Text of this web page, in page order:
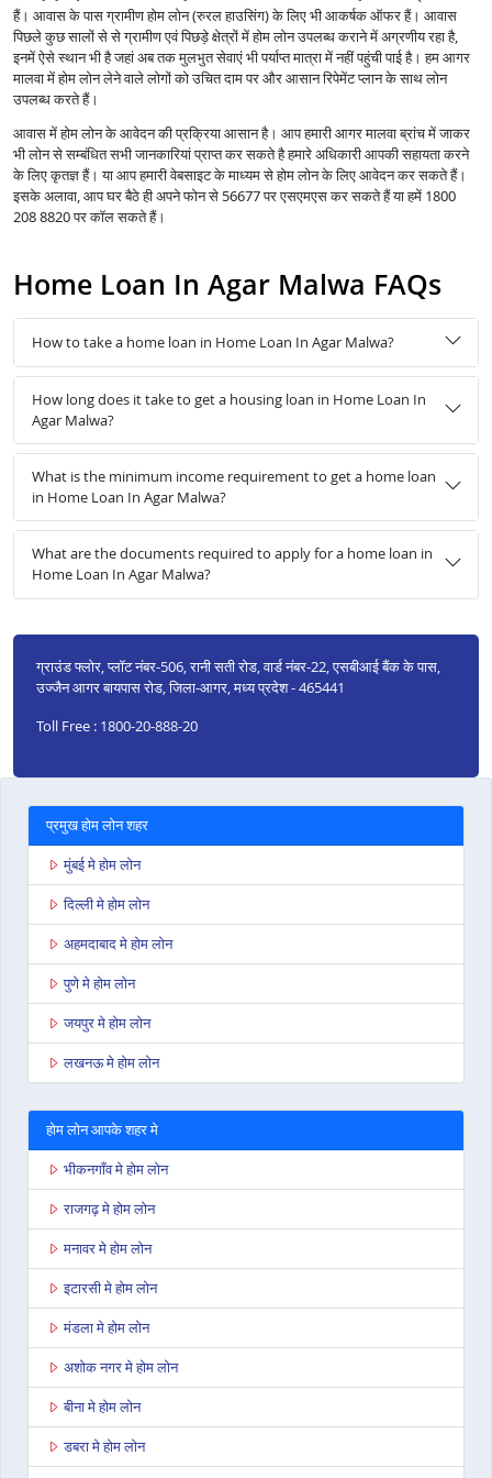
हैं। आवास के पास ग्रामीण होम लोन (रुरल हाउसिंग) के लिए भी आकर्षक ऑफर हैं। आवास
पिछले कुछ सालों से से ग्रामीण एवं पिछड़े क्षेत्रों में होम लोन उपलब्ध कराने में अग्रणीय रहा है,
इनमें ऐसे स्थान भी है जहां अब तक मुलभुत सेवाएं भी पर्याप्त मात्रा में नहीं पहुंची पाई है। हम आगर
मालवा में होम लोन लेने वाले लोगों को उचित दाम पर और आसान रिपेमेंट प्लान के साथ लोन
उपलब्ध करते हैं।
आवास में होम लोन के आवेदन की प्रक्रिया आसान है। आप हमारी आगर मालवा ब्रांच में जाकर
भी लोन से सम्बंधित सभी जानकारियां प्राप्त कर सकते है हमारे अधिकारी आपकी सहायता करने
के लिए कृतज्ञ हैं। या आप हमारी वेबसाइट के माध्यम से होम लोन के लिए आवेदन कर सकते हैं।
इसके अलावा, आप घर बैठे ही अपने फोन से 56677 पर एसएमएस कर सकते हैं या हमें 1800
208 8820 पर कॉल सकते हैं।
Home Loan In Agar Malwa FAQs
How to take a home loan in Home Loan In Agar Malwa?
How long does it take to get a housing loan in Home Loan In
Agar Malwa?
What is the minimum income requirement to get a home loan
in Home Loan In Agar Malwa?
What are the documents required to apply for a home loan in
Home Loan In Agar Malwa?
ग्राउंड फ्लोर, प्लॉट नंबर-506, रानी सती रोड, वार्ड नंबर-22, एसबीआई बैंक के पास,
उज्जैन आगर बायपास रोड, जिला-आगर, मध्य प्रदेश - 465441
Toll Free : 1800-20-888-20
प्रमुख होम लोन शहर
मुंबई मे होम लोन
दिल्ली मे होम लोन
अहमदाबाद मे होम लोन
पुणे मे होम लोन
जयपुर मे होम लोन
लखनऊ मे होम लोन
होम लोन आपके शहर मे
भीकनगाँव मे होम लोन
राजगढ़ मे होम लोन
मनावर मे होम लोन
इटारसी मे होम लोन
मंडला मे होम लोन
अशोक नगर मे होम लोन
बीना मे होम लोन
डबरा मे होम लोन